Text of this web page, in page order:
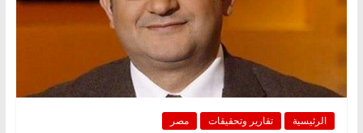
الرئيسية تقارير وتحقيقات مصر